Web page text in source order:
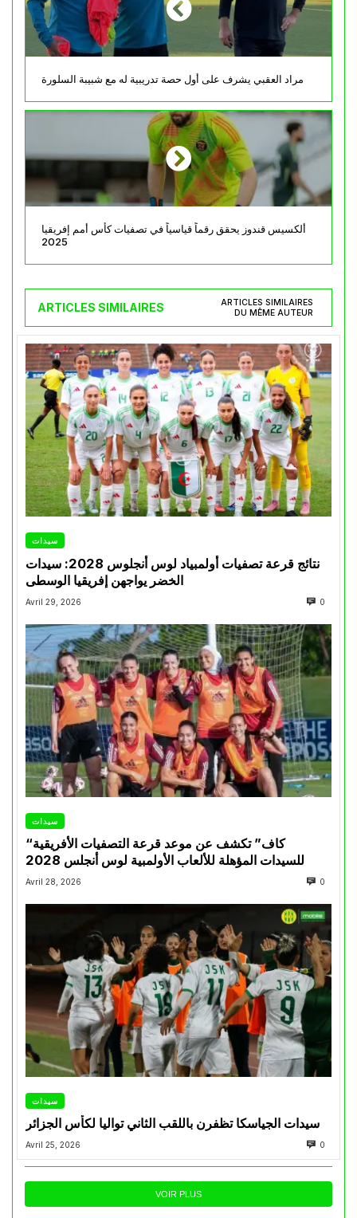
مراد العقبي يشرف على أول حصة تدريبية له مع شبيبة السلورة
ألكسيس قندوز يحقق رقماً قياسياً في تصفيات كأس أمم إفريقيا
2025
ARTICLES SIMILAIRES
ARTICLES SIMILAIRES
DU MÊME AUTEUR
سيدات
نتائج قرعة تصفيات أولمبياد لوس أنجلوس 2028: سيدات
الخضر يواجهن إفريقيا الوسطى
Avril 29, 2026 0
سيدات
“كاف” تكشف عن موعد قرعة التصفيات الأفريقية
للسيدات المؤهلة للألعاب الأولمبية لوس أنجلس 2028
Avril 28, 2026 0
سيدات
سيدات الجياسكا تظفرن باللقب الثاني تواليا لكأس الجزائر
Avril 25, 2026 0
VOIR PLUS